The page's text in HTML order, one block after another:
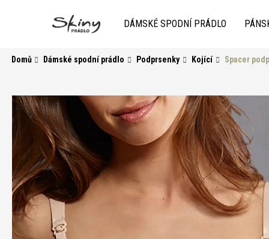
DÁMSKÉ SPODNÍ PRÁDLO
Domů Dámské spodní prádlo Podprsenky Kojící Spacer
Zpět
obchodu
Zpětdo
HLEDAT